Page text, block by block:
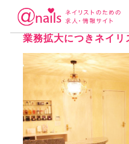
ネイリスト・ネイルサロンの求人
Blissの求人
業務拡大につきネイリ